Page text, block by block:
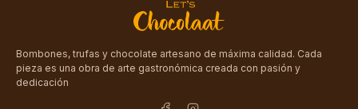
Bombones, trufas y chocolate artesano de máxima calidad. Cada
pieza es una obra de arte gastronómica creada con pasión y
dedicación